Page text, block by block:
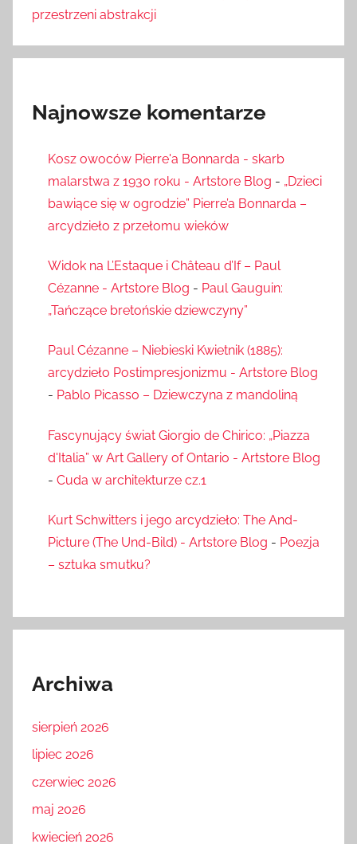
przestrzeni abstrakcji
Najnowsze komentarze
Kosz owoców Pierre'a Bonnarda - skarb
malarstwa z 1930 roku - Artstore Blog - „Dzieci
bawiące się w ogrodzie” Pierre’a Bonnarda –
arcydzieło z przełomu wieków
Widok na L’Estaque i Château d’If – Paul
Cézanne - Artstore Blog - Paul Gauguin:
„Tańczące bretońskie dziewczyny”
Paul Cézanne – Niebieski Kwietnik (1885):
arcydzieło Postimpresjonizmu - Artstore Blog
- Pablo Picasso – Dziewczyna z mandoliną
Fascynujący świat Giorgio de Chirico: „Piazza
d'Italia” w Art Gallery of Ontario - Artstore Blog
- Cuda w architekturze cz.1
Kurt Schwitters i jego arcydzieło: The And-
Picture (The Und-Bild) - Artstore Blog - Poezja
– sztuka smutku?
Archiwa
sierpień 2026
lipiec 2026
czerwiec 2026
maj 2026
kwiecień 2026